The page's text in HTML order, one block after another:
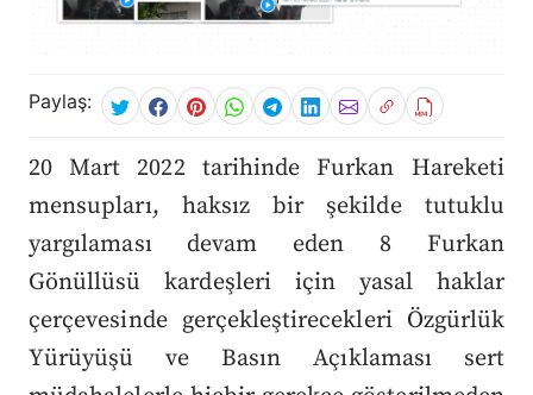
Paylaş:
20 Mart 2022 tarihinde Furkan Hareketi
mensupları, haksız bir şekilde tutuklu
yargılaması devam eden 8 Furkan
Gönüllüsü kardeşleri için yasal haklar
çerçevesinde gerçekleştirecekleri Özgürlük
Yürüyüşü ve Basın Açıklaması sert